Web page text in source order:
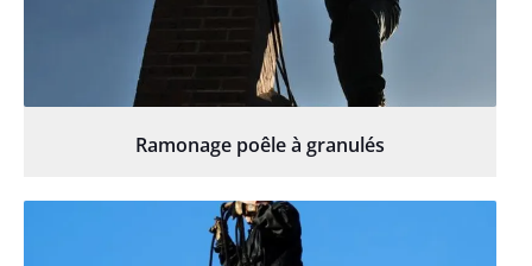
Ramonage poêle à granulés